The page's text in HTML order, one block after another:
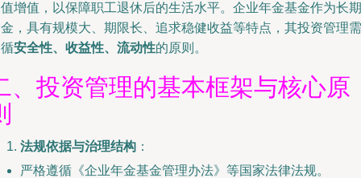
增值，以保障职工退休后的生活水平。企业年金基金作为长期
，具有规模大、期限长、追求稳健收益等特点，其投资管理需
安全性、收益性、流动性的原则。
、投资管理的基本框架与核心原
法规依据与治理结构 ：
严格遵循《企业年金基金管理办法》等国家法律法规。